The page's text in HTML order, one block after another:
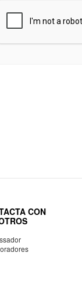
CON